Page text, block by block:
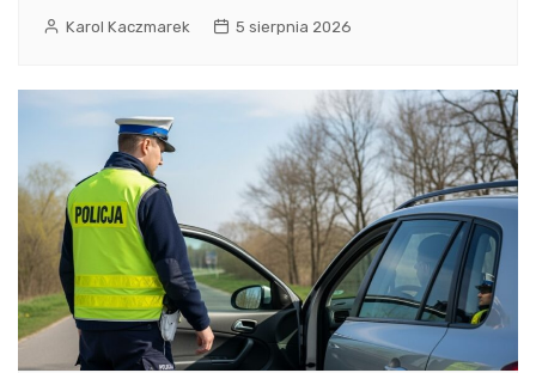
Karol Kaczmarek 5 sierpnia 2026